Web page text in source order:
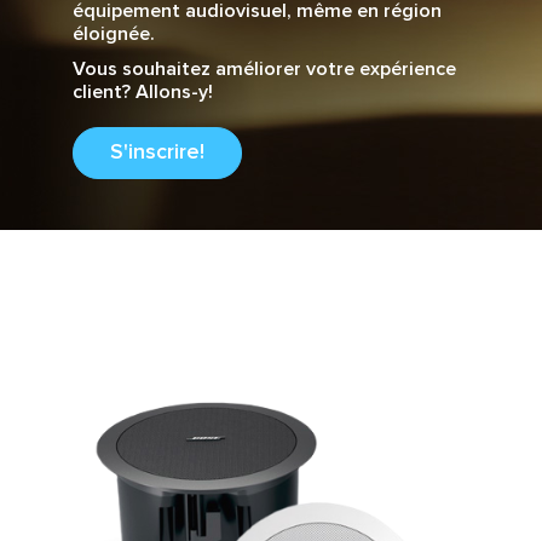
équipement audiovisuel, même en région
éloignée.
Vous souhaitez améliorer votre expérience
client? Allons-y!
S'inscrire!